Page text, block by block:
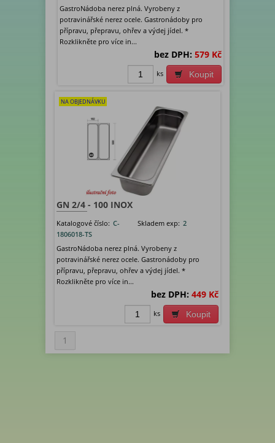
GastroNádoba nerez plná. Vyrobeny z
potravinářské nerez ocele. Gastronádoby pro
přípravu, přepravu, ohřev a výdej jídel. *
Rozklikněte pro více in...
bez DPH: 579 Kč
Koupit
ks
NA OBJEDNÁVKU
GN 2/4 - 100 INOX
Katalogové číslo: C-
1806018-TS
Skladem exp: 2
GastroNádoba nerez plná. Vyrobeny z
potravinářské nerez ocele. Gastronádoby pro
přípravu, přepravu, ohřev a výdej jídel. *
Rozklikněte pro více in...
bez DPH: 449 Kč
Koupit
ks
1